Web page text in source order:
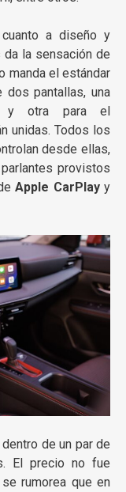
a diseño y
da la sensación de
manda el estándar
pantallas, una
y otra para el
unidas. Todos los
desde ellas,
provistos
Apple CarPlayy
de un par de
El precio no fue
rumorea que en